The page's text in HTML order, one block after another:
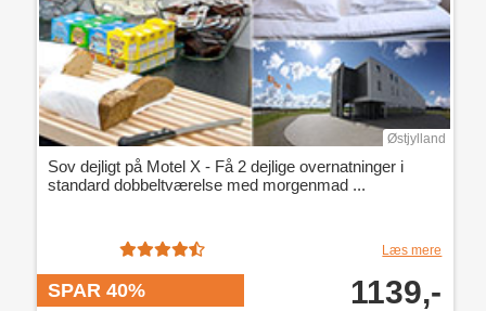
Østjylland
Sov dejligt på Motel X - Få 2 dejlige overnatninger i
standard dobbeltværelse med morgenmad ...
Læs mere
SPAR 40% 1139,-